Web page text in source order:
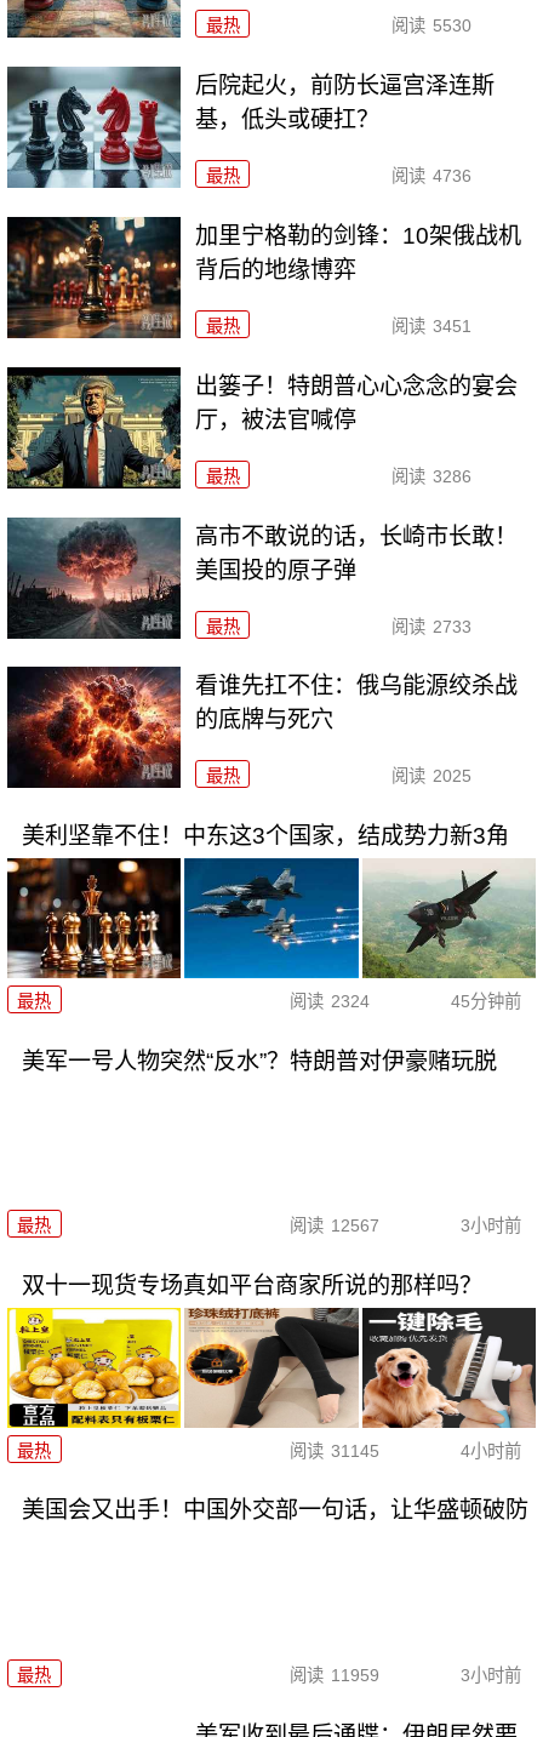
最热 阅读 5530
后院起火，前防长逼宫泽连斯
基，低头或硬扛？
最热 阅读 4736
加里宁格勒的剑锋：10架俄战机
背后的地缘博弈
最热 阅读 3451
出篓子！特朗普心心念念的宴会
厅，被法官喊停
最热 阅读 3286
高市不敢说的话，长崎市长敢！
美国投的原子弹
最热 阅读 2733
看谁先扛不住：俄乌能源绞杀战
的底牌与死穴
最热 阅读 2025
美利坚靠不住！中东这3个国家，结成势力新3角
最热 阅读 2324 45分钟前
美军一号人物突然“反水”？特朗普对伊豪赌玩脱
最热 阅读 12567 3小时前
双十一现货专场真如平台商家所说的那样吗？
最热 阅读 31145 4小时前
美国会又出手！中国外交部一句话，让华盛顿破防
最热 阅读 11959 3小时前